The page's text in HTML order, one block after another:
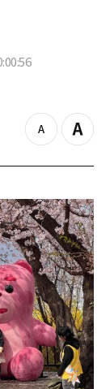
z
o
o
u
t
Z
o
i
n